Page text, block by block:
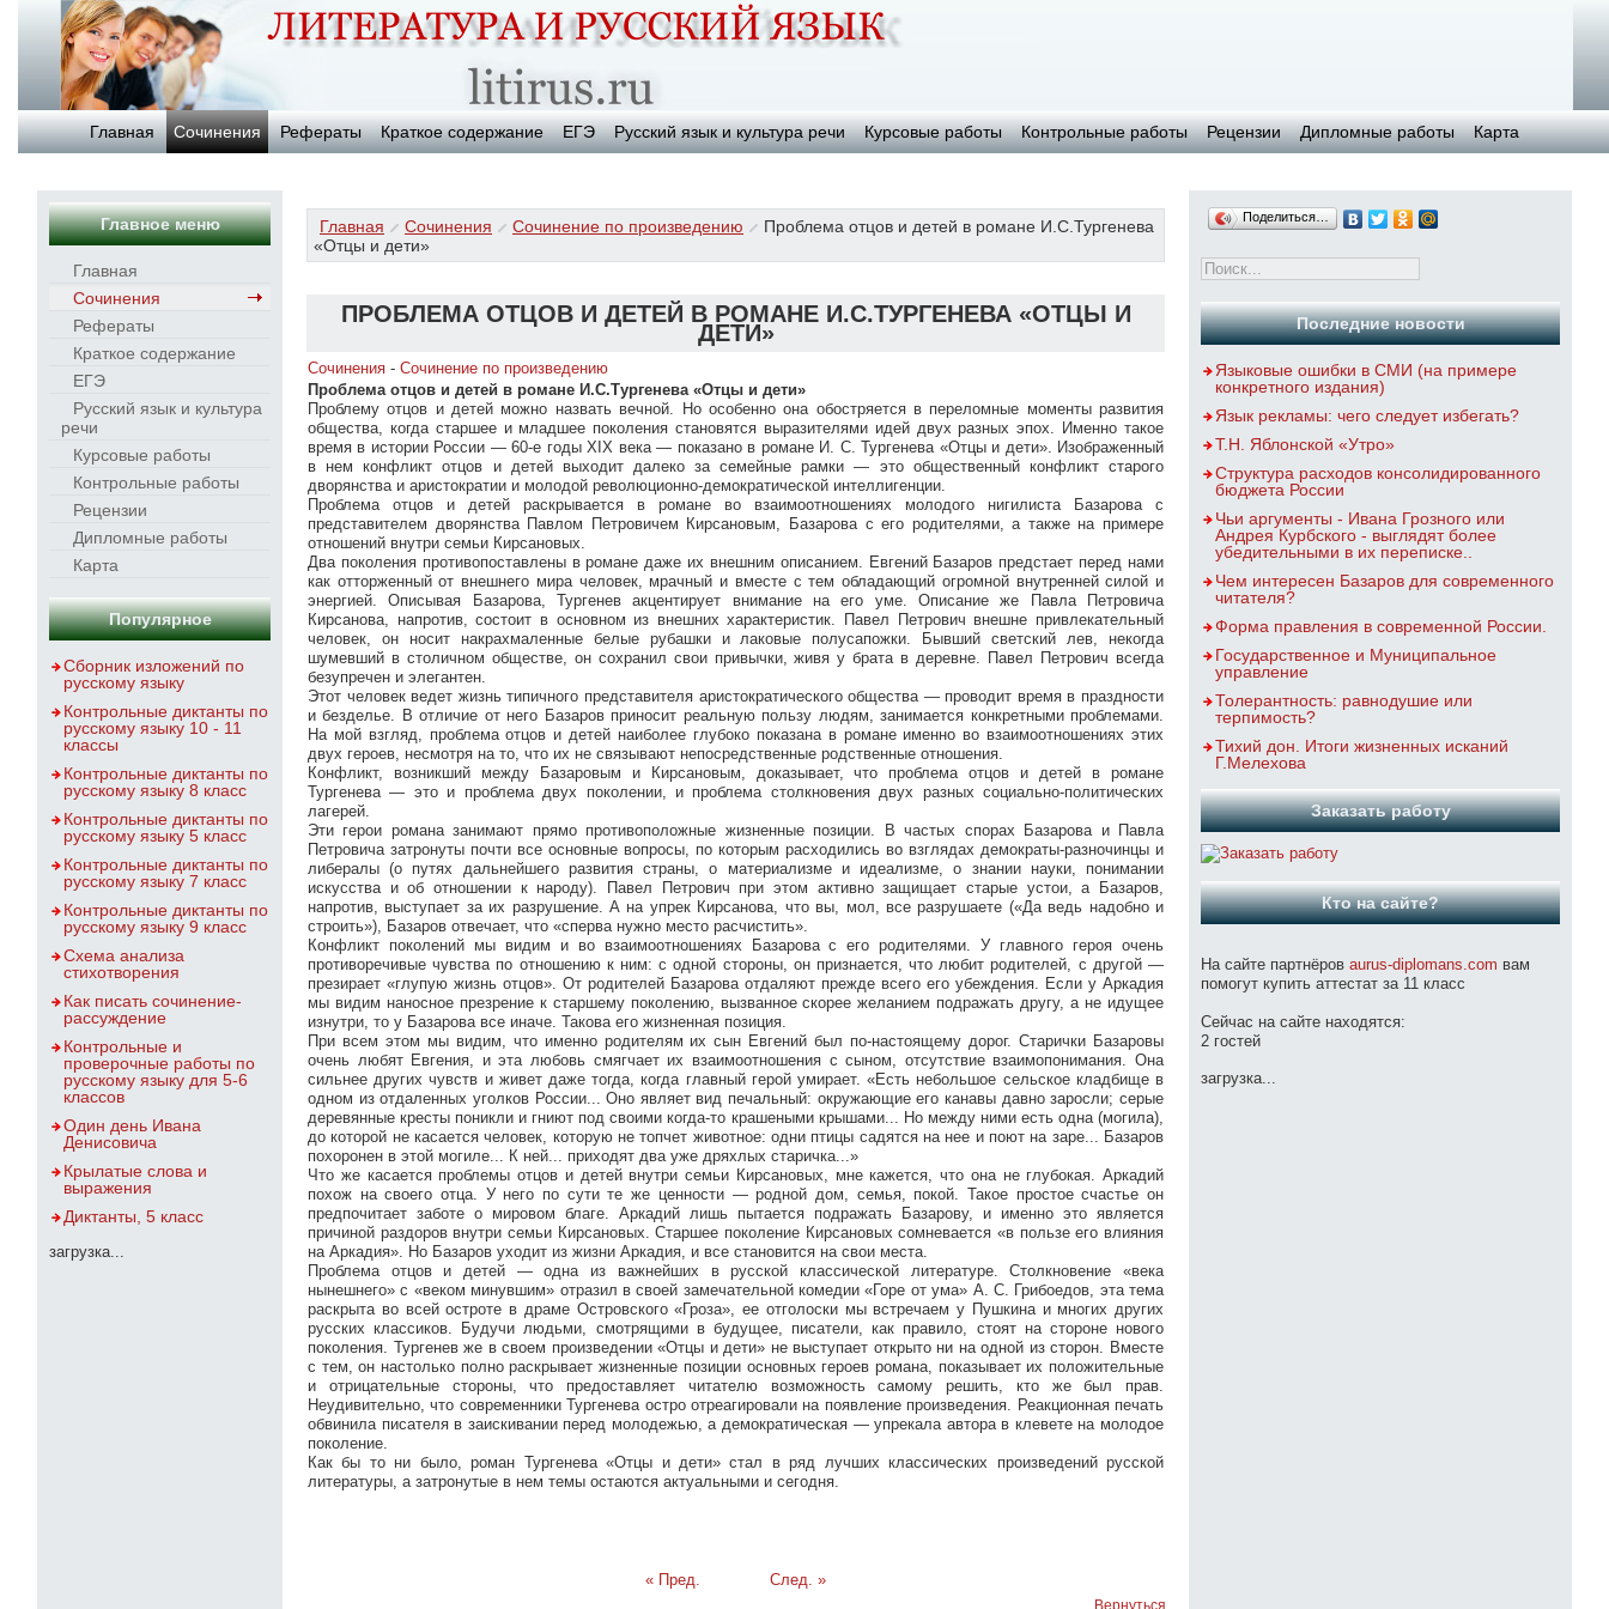
Главная Сочинения Рефераты Краткое содержание ЕГЭ Русский язык и культура речи Курсовые работы Контрольные работы Рецензии Дипломные работы Карта
Главное меню
Главная
Сочинения
Рефераты
Краткое содержание
ЕГЭ
Русский язык и культура
речи
Курсовые работы
Контрольные работы
Рецензии
Дипломные работы
Карта
Популярное
Сборник изложений по
русскому языку
Контрольные диктанты по
русскому языку 10 - 11
классы
Контрольные диктанты по
русскому языку 8 класс
Контрольные диктанты по
русскому языку 5 класс
Контрольные диктанты по
русскому языку 7 класс
Контрольные диктанты по
русскому языку 9 класс
Схема анализа
стихотворения
Как писать сочинение-
рассуждение
Контрольные и
проверочные работы по
русскому языку для 5-6
классов
Один день Ивана
Денисовича
Крылатые слова и
выражения
Диктанты, 5 класс
загрузка...
Главная Сочинения Сочинение по произведению
Проблема отцов и детей в романе И.С.Тургенева
«Отцы и дети»
ПРОБЛЕМА ОТЦОВ И ДЕТЕЙ В РОМАНЕ И.С.ТУРГЕНЕВА «ОТЦЫ И
ДЕТИ»
Сочинения - Сочинение по произведению
Проблема отцов и детей в романе И.С.Тургенева «Отцы и дети»
Проблему отцов и детей можно назвать вечной. Но особенно она обостряется в переломные моменты развития
общества, когда старшее и младшее поколения становятся выразителями идей двух разных эпох. Именно такое
время в истории России — 60-е годы XIX века — показано в романе И. С. Тургенева «Отцы и дети». Изображенный
в нем конфликт отцов и детей выходит далеко за семейные рамки — это общественный конфликт старого
дворянства и аристократии и молодой революционно-демократической интеллигенции.
Проблема отцов и детей раскрывается в романе во взаимоотношениях молодого нигилиста Базарова с
представителем дворянства Павлом Петровичем Кирсановым, Базарова с его родителями, а также на примере
отношений внутри семьи Кирсановых.
Два поколения противопоставлены в романе даже их внешним описанием. Евгений Базаров предстает перед нами
как отторженный от внешнего мира человек, мрачный и вместе с тем обладающий огромной внутренней силой и
энергией. Описывая Базарова, Тургенев акцентирует внимание на его уме. Описание же Павла Петровича
Кирсанова, напротив, состоит в основном из внешних характеристик. Павел Петрович внешне привлекательный
человек, он носит накрахмаленные белые рубашки и лаковые полусапожки. Бывший светский лев, некогда
шумевший в столичном обществе, он сохранил свои привычки, живя у брата в деревне. Павел Петрович всегда
безупречен и элегантен.
Этот человек ведет жизнь типичного представителя аристократического общества — проводит время в праздности
и безделье. В отличие от него Базаров приносит реальную пользу людям, занимается конкретными проблемами.
На мой взгляд, проблема отцов и детей наиболее глубоко показана в романе именно во взаимоотношениях этих
двух героев, несмотря на то, что их не связывают непосредственные родственные отношения.
Конфликт, возникший между Базаровым и Кирсановым, доказывает, что проблема отцов и детей в романе
Тургенева — это и проблема двух поколении, и проблема столкновения двух разных социально-политических
лагерей.
Эти герои романа занимают прямо противоположные жизненные позиции. В частых спорах Базарова и Павла
Петровича затронуты почти все основные вопросы, по которым расходились во взглядах демократы-разночинцы и
либералы (о путях дальнейшего развития страны, о материализме и идеализме, о знании науки, понимании
искусства и об отношении к народу). Павел Петрович при этом активно защищает старые устои, а Базаров,
напротив, выступает за их разрушение. А на упрек Кирсанова, что вы, мол, все разрушаете («Да ведь надобно и
строить»), Базаров отвечает, что «сперва нужно место расчистить».
Конфликт поколений мы видим и во взаимоотношениях Базарова с его родителями. У главного героя очень
противоречивые чувства по отношению к ним: с одной стороны, он признается, что любит родителей, с другой —
презирает «глупую жизнь отцов». От родителей Базарова отдаляют прежде всего его убеждения. Если у Аркадия
мы видим наносное презрение к старшему поколению, вызванное скорее желанием подражать другу, а не идущее
изнутри, то у Базарова все иначе. Такова его жизненная позиция.
При всем этом мы видим, что именно родителям их сын Евгений был по-настоящему дорог. Старички Базаровы
очень любят Евгения, и эта любовь смягчает их взаимоотношения с сыном, отсутствие взаимопонимания. Она
сильнее других чувств и живет даже тогда, когда главный герой умирает. «Есть небольшое сельское кладбище в
одном из отдаленных уголков России... Оно являет вид печальный: окружающие его канавы давно заросли; серые
деревянные кресты поникли и гниют под своими когда-то крашеными крышами... Но между ними есть одна (могила),
до которой не касается человек, которую не топчет животное: одни птицы садятся на нее и поют на заре... Базаров
похоронен в этой могиле... К ней... приходят два уже дряхлых старичка...»
Что же касается проблемы отцов и детей внутри семьи Кирсановых, мне кажется, что она не глубокая. Аркадий
похож на своего отца. У него по сути те же ценности — родной дом, семья, покой. Такое простое счастье он
предпочитает заботе о мировом благе. Аркадий лишь пытается подражать Базарову, и именно это является
причиной раздоров внутри семьи Кирсановых. Старшее поколение Кирсановых сомневается «в пользе его влияния
на Аркадия». Но Базаров уходит из жизни Аркадия, и все становится на свои места.
Проблема отцов и детей — одна из важнейших в русской классической литературе. Столкновение «века
нынешнего» с «веком минувшим» отразил в своей замечательной комедии «Горе от ума» А. С. Грибоедов, эта тема
раскрыта во всей остроте в драме Островского «Гроза», ее отголоски мы встречаем у Пушкина и многих других
русских классиков. Будучи людьми, смотрящими в будущее, писатели, как правило, стоят на стороне нового
поколения. Тургенев же в своем произведении «Отцы и дети» не выступает открыто ни на одной из сторон. Вместе
с тем, он настолько полно раскрывает жизненные позиции основных героев романа, показывает их положительные
и отрицательные стороны, что предоставляет читателю возможность самому решить, кто же был прав.
Неудивительно, что современники Тургенева остро отреагировали на появление произведения. Реакционная печать
обвинила писателя в заискивании перед молодежью, а демократическая — упрекала автора в клевете на молодое
поколение.
Как бы то ни было, роман Тургенева «Отцы и дети» стал в ряд лучших классических произведений русской
литературы, а затронутые в нем темы остаются актуальными и сегодня.
« Пред. След. »
Вернуться
Поделиться…
Последние новости
Языковые ошибки в СМИ (на примере
конкретного издания)
Язык рекламы: чего следует избегать?
Т.Н. Яблонской «Утро»
Структура расходов консолидированного
бюджета России
Чьи аргументы - Ивана Грозного или
Андрея Курбского - выглядят более
убедительными в их переписке..
Чем интересен Базаров для современного
читателя?
Форма правления в современной России.
Государственное и Муниципальное
управление
Толерантность: равнодушие или
терпимость?
Тихий дон. Итоги жизненных исканий
Г.Мелехова
Заказать работу
Кто на сайте?
На сайте партнёров aurus-diplomans.com вам
помогут купить аттестат за 11 класс
Сейчас на сайте находятся:
2 гостей
загрузка...